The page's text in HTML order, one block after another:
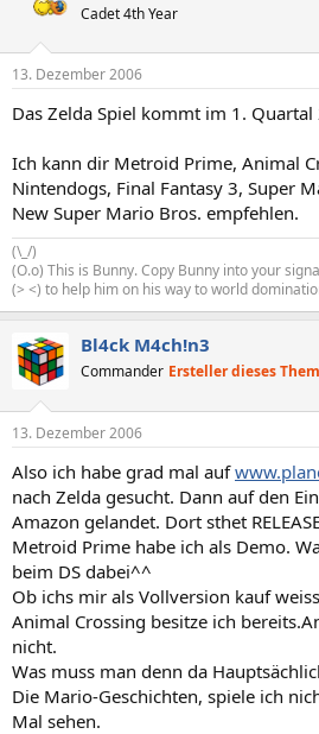
Cadet 4th Year
13. Dezember 2006
Das Zelda Spiel kommt im 1. Quartal
Ich kann dir Metroid Prime, Animal
Nintendogs, Final Fantasy 3, Super
New Super Mario Bros. empfehlen.
(\_/)
(O.o) This is Bunny. Copy Bunny into your
(> <) to help him on his way to world
Bl4ck M4ch!n3
Commander Ersteller dieses
13. Dezember 2006
Also ich habe grad mal auf
nach Zelda gesucht. Dann auf den
Amazon gelandet. Dort sthet
Metroid Prime habe ich als Demo.
beim DS dabei^^
Ob ichs mir als Vollversion kauf
Animal Crossing besitze ich
nicht.
Was muss man denn da
Die Mario-Geschichten, spiele ich
Mal sehen.